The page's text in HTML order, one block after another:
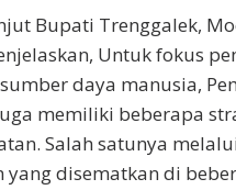
Bupati Trenggalek,
Untuk fokus
daya manusia,
memiliki beberapa
Salah satunya
yang disematkan di